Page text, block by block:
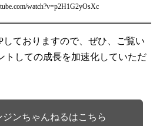
watch?v=p2H1G2yOsXc
しておりますので、ぜひ、ご覧い
トしての成長を加速化していただ
ンちゃんねるはこちら